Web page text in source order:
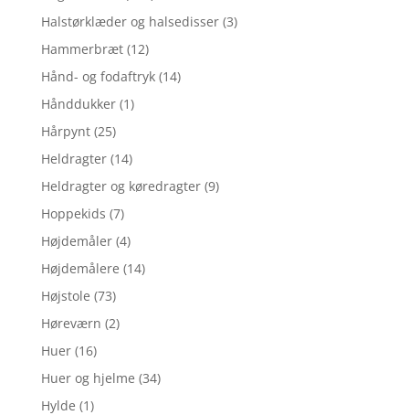
Halstørklæder og halsedisser (3)
Hammerbræt (12)
Hånd- og fodaftryk (14)
Hånddukker (1)
Hårpynt (25)
Heldragter (14)
Heldragter og køredragter (9)
Hoppekids (7)
Højdemåler (4)
Højdemålere (14)
Højstole (73)
Høreværn (2)
Huer (16)
Huer og hjelme (34)
Hylde (1)